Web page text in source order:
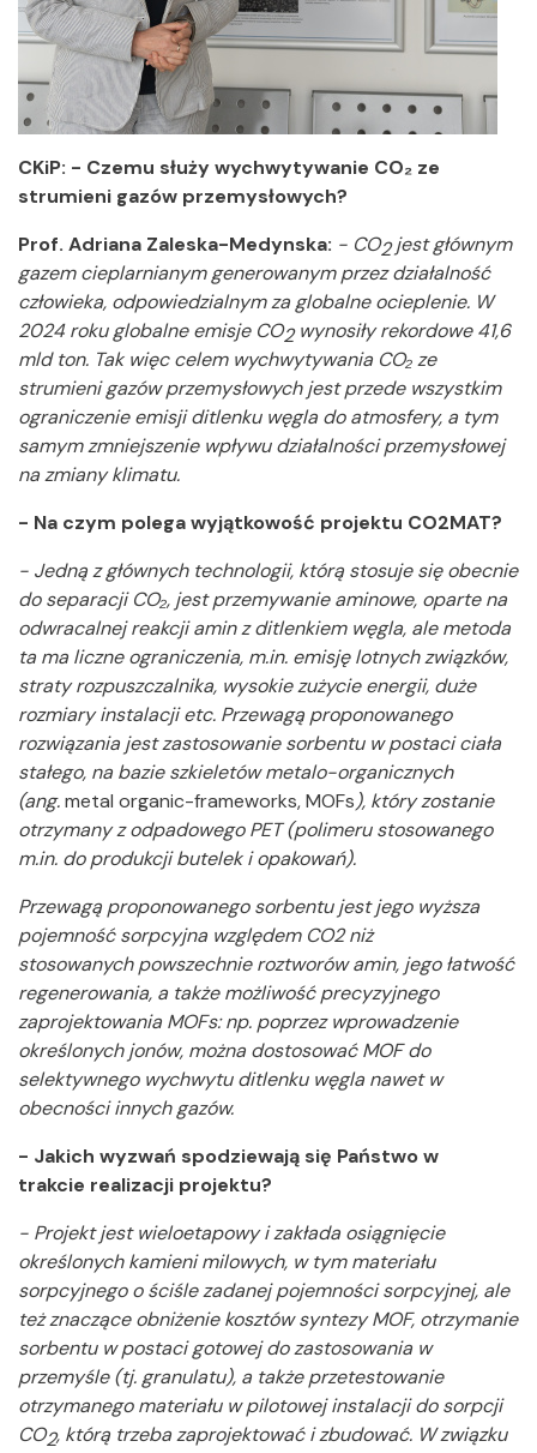
CKiP: - Czemu służy wychwytywanie CO₂ ze
strumieni gazów przemysłowych?
Prof. Adriana Zaleska-Medynska: - CO2jest głównym
gazem cieplarnianym generowanym przez działalność
człowieka, odpowiedzialnym za globalne ocieplenie. W
2024 roku globalne emisje CO2wynosiły rekordowe 41,6
mld ton. Tak więc celem wychwytywania CO₂ ze
strumieni gazów przemysłowych jest przede wszystkim
ograniczenie emisji ditlenku węgla do atmosfery, a tym
samym zmniejszenie wpływu działalności przemysłowej
na zmiany klimatu.
- Na czym polega wyjątkowość projektu CO2MAT?
- Jedną z głównych technologii, którą stosuje się obecnie
do separacji CO₂, jest przemywanie aminowe, oparte na
odwracalnej reakcji amin z ditlenkiem węgla, ale metoda
ta ma liczne ograniczenia, m.in. emisję lotnych związków,
straty rozpuszczalnika, wysokie zużycie energii, duże
rozmiary instalacji etc. Przewagą proponowanego
rozwiązania jest zastosowanie sorbentu w postaci ciała
stałego, na bazie szkieletów metalo-organicznych
(ang.metal organic-frameworks, MOFs), który zostanie
otrzymany z odpadowego PET (polimeru stosowanego
m.in. do produkcji butelek i opakowań).
Przewagą proponowanego sorbentu jest jego wyższa
pojemność sorpcyjna względem CO2 niż
stosowanych powszechnie roztworów amin, jego łatwość
regenerowania, a także możliwość precyzyjnego
zaprojektowania MOFs: np. poprzez wprowadzenie
określonych jonów, można dostosować MOF do
selektywnego wychwytu ditlenku węgla nawet w
obecności innych gazów.
- Jakich wyzwań spodziewają się Państwo w
trakcie realizacji projektu?
- Projekt jest wieloetapowy i zakłada osiągnięcie
określonych kamieni milowych, w tym materiału
sorpcyjnego o ściśle zadanej pojemności sorpcyjnej, ale
też znaczące obniżenie kosztów syntezy MOF, otrzymanie
sorbentu w postaci gotowej do zastosowania w
przemyśle (tj. granulatu), a także przetestowanie
otrzymanego materiału w pilotowej instalacji do sorpcji
CO2, którą trzeba zaprojektować i zbudować. W związku